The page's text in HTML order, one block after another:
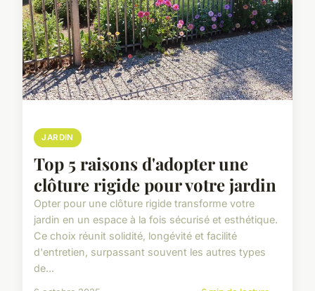
JARDIN
Top 5 raisons d'adopter une
clôture rigide pour votre jardin
Opter pour une clôture rigide transforme votre
jardin en un espace à la fois sécurisé et esthétique.
Ce choix réunit solidité, longévité et facilité
d'entretien, surpassant souvent les autres types
de...